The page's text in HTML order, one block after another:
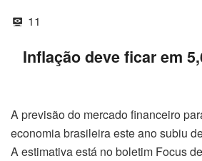
11
Inflação deve ficar em
A previsão do mercado financeiro
economia brasileira este ano subiu
A estimativa está no boletim Focus